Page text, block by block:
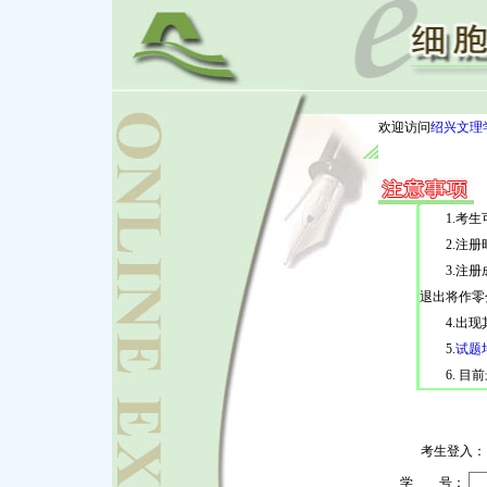
欢迎访问绍兴文理
1.考生可
2.注册时
3.注册
退出将作
4.出现其
5.试题
6. 目前最
考生登入：
学 号：